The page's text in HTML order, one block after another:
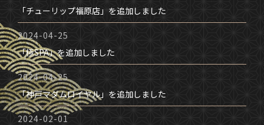
「チューリップ福原店」を追加しました
2024-04-25
「極SPA」を追加しました
2024-04-25
「神戸マダムロイヤル」を追加しました
2024-02-01